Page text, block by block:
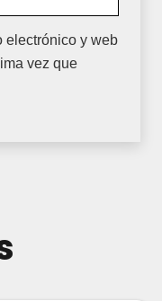
electrónico y web
vez que